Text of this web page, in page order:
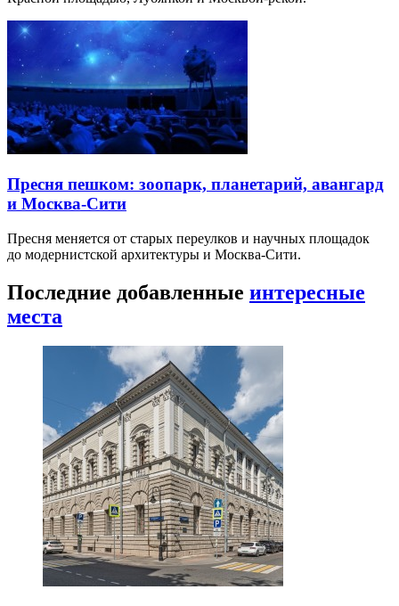
Пресня пешком: зоопарк, планетарий, авангард
и Москва-Сити
Пресня меняется от старых переулков и научных площадок
до модернистской архитектуры и Москва-Сити.
Последние добавленные интересные
места